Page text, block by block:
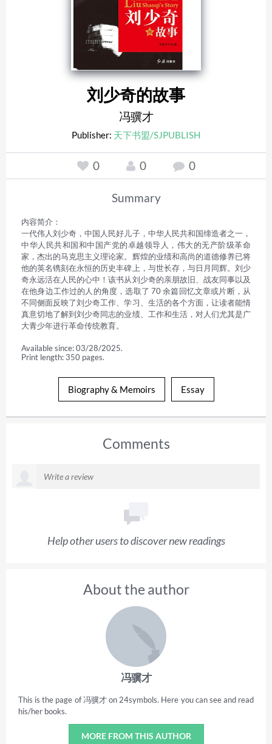
刘少奇的故事
冯骥才
Publisher: 天下书盟/SJPUBLISH
0 0 0
Summary
内容简介：
一代伟人刘少奇，中国人民好儿子，中华人民共和国缔造者之一，
中华人民共和国和中国产党的卓越领导人，伟大的无产阶级革命
家，杰出的马克思主义理论家。辉煌的业绩和高尚的道德修养已将
他的英名镌刻在永恒的历史丰碑上，与世长存，与日月同辉。刘少
奇永远活在人民的心中！该书从刘少奇的亲朋故旧、战友同事以及
在他身边工作过的人的角度，选取了 70 余篇回忆文章或片断，从
不同侧面反映了刘少奇工作、学习、生活的各个方面，让读者能情
真意切地了解到刘少奇同志的业绩、工作和生活，对人们尤其是广
大青少年进行革命传统教育。
Available since: 03/28/2025.
Print length: 350 pages.
Biography & Memoirs Essay
Comments
Help other users to discover new readings
About the author
冯骥才
This is the page of 冯骥才 on 24symbols. Here you can see and read
his/her books.
MORE FROM THIS AUTHOR